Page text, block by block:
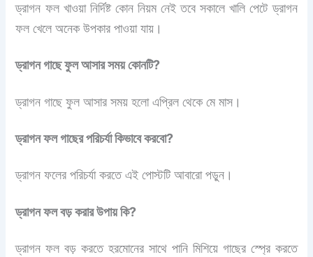
ড্রাগন ফল খাওয়া নির্দিষ্ট কোন নিয়ম নেই তবে সকালে খালি পেটে ড্রাগন
ফল খেলে অনেক উপকার পাওয়া যায়।
ড্রাগন গাছে ফুল আসার সময় কোনটি?
ড্রাগন গাছে ফুল আসার সময় হলো এপ্রিল থেকে মে মাস।
ড্রাগন ফল গাছের পরিচর্যা কিভাবে করবো?
ড্রাগন ফলের পরিচর্যা করতে এই পোস্টটি আবারো পড়ুন।
ড্রাগন ফল বড় করার উপায় কি?
ড্রাগন ফল বড় করতে হরমোনের সাথে পানি মিশিয়ে গাছের স্প্রে করতে